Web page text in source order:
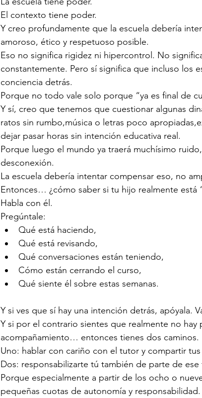
El contexto tiene poder.
Y creo profundamente que la escuela debería
amoroso, ético y respetuoso posible.
Eso no significa rigidez ni hipercontrol. No
constantemente. Pero sí significa que incluso los
conciencia detrás.
Porque no todo vale solo porque “ya es final de
Y sí, creo que tenemos que cuestionar algunas
ratos sin rumbo,música o letras poco
dejar pasar horas sin intención educativa real.
Porque luego el mundo ya traerá muchísimo
desconexión.
La escuela debería intentar compensar eso, no
Entonces… ¿cómo saber si tu hijo realmente está
Habla con él.
Pregúntale:
Qué está haciendo,
Qué está revisando,
Qué conversaciones están teniendo,
Cómo están cerrando el curso,
Qué siente él sobre estas semanas.
Y si ves que sí hay una intención detrás, apóyala.
Y si por el contrario sientes que realmente no hay
acompañamiento… entonces tienes dos caminos.
Uno: hablar con cariño con el tutor y compartir
Dos: responsabilizarte tú también de parte de ese
Porque especialmente a partir de los ocho o
pequeñas cuotas de autonomía y responsabilidad.